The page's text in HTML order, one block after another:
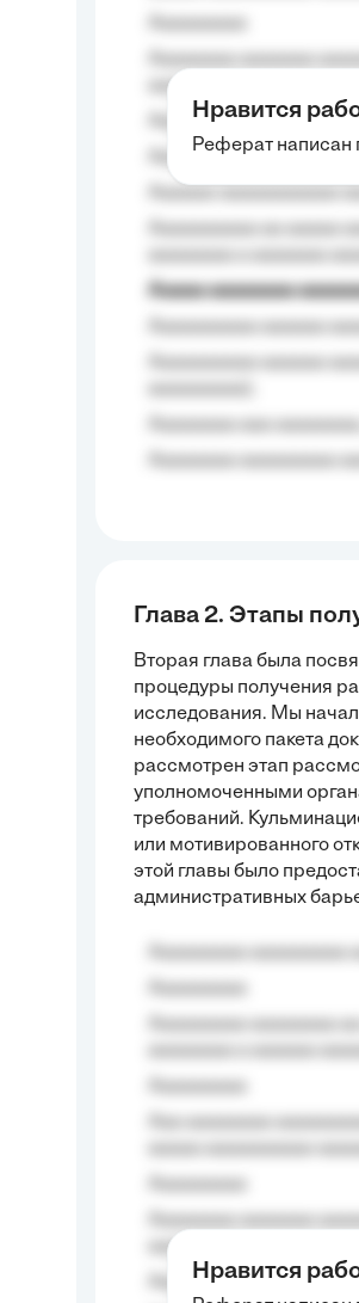
aaaa aaaa.
Aaaaaaaaa
Aaaaaaaaaa aa aaa
Aaaaa aaaaaaaa
Нравится
Реферат написан
Глава 2. Этапы
Вторая глава была
процедуры получения
исследования. Мы
необходимого пакета
рассмотрен этап
уполномоченными
требований.
или мотивированного
этой главы было
административных
aaaa aaaa.
Aaaaaaaaa
Нравится